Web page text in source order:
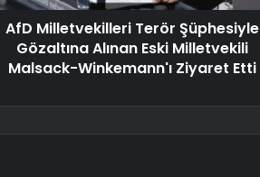
AfD Milletvekilleri Terör Şüphesiyle
Gözaltına Alınan Eski Milletvekili
Malsack-Winkemann'ı Ziyaret Etti